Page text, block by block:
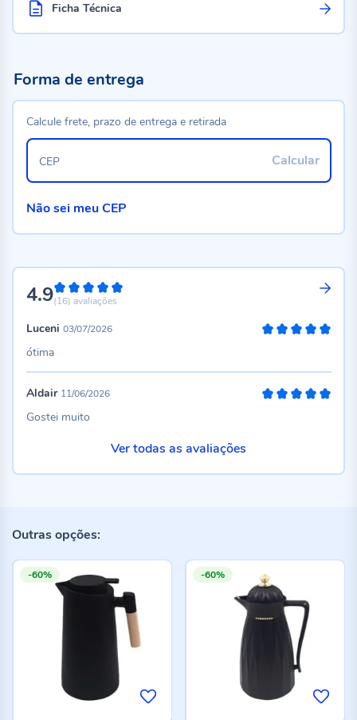
Ficha Técnica
4.998%
(16) avaliações
Luceni 03/07/2026
ótima
Aldair 11/06/2026
Gostei muito
Ver todas as avaliações
Forma de entrega
Calcule frete, prazo de entrega e retirada
Calcular
CEP
Não sei meu CEP
Outras opções:
-60% -60%